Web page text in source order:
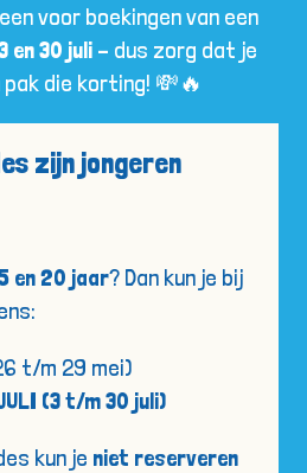
voor boekingen van een
en 30 juli – dus zorg dat je
die korting! 💸🔥
zijn jongeren
en 20 jaar? Dan kun je bij
t/m 29 mei)
(3 t/m 30 juli)
kun je niet reserveren